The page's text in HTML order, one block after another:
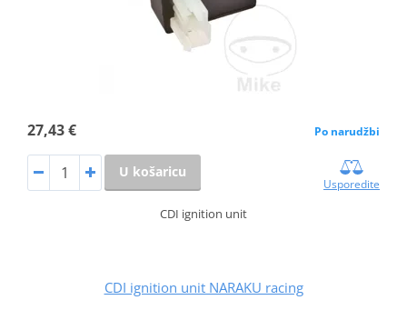
27,43 € Po narudžbi
U košaricu
Usporedite
CDI ignition unit
CDI ignition unit NARAKU racing